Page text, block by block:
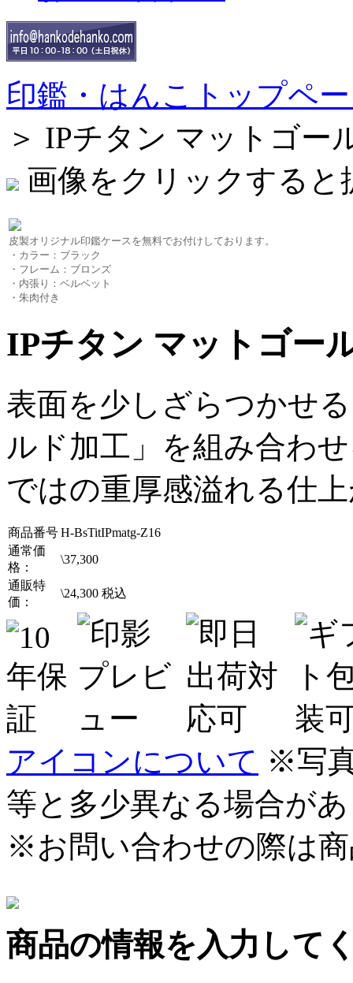
印鑑・はんこトップペ
＞ IPチタン マットゴー
画像をクリックすると
皮製オリジナル印鑑ケースを無料でお付けしております。
・カラー：ブラック
・フレーム：ブロンズ
・内張り：ベルベット
・朱肉付き
IPチタン マットゴー
表面を少しざらつかせ
ルド加工」を組み合わ
ではの重厚感溢れる仕
商品番号H-BsTitIPmatg-Z16
通常価
格：
\37,300
通販特
価：
\24,300 税込
アイコンについて ※写
等と多少異なる場合が
※お問い合わせの際は
商品の情報を入力して